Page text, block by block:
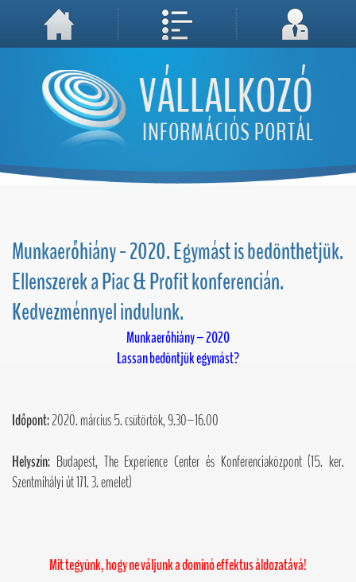
A weboldal használatával Ön elfogadja, hogy Cookie-kat (sütiket) tároljunk számítógépén. A sütik a weboldal megfelelő működéséhez
Megértettem, folytatás...
Munkaerőhiány - 2020. Egymást is bedönthetjük.
Ellenszerek a Piac & Profit konferencián.
Kedvezménnyel indulunk.
Munkaerőhiány – 2020
Lassan bedöntjük egymást?
Időpont:2020. március 5. csütörtök, 9.30–16.00
Helyszín: Budapest, The Experience Center és Konferenciaközpont (15. ker.
Szentmihályi út 171. 3. emelet)
Mit tegyünk, hogy ne váljunk a dominó effektus áldozatává!